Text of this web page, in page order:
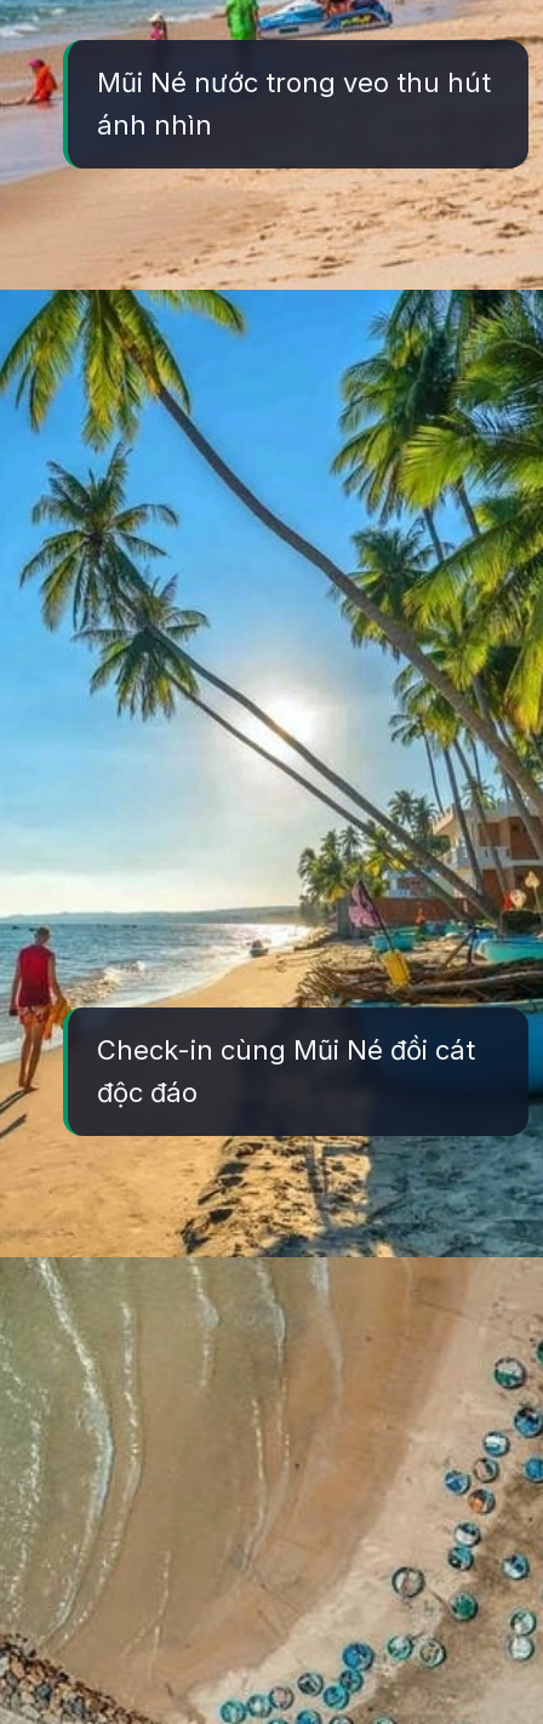
Mũi Né nước trong veo thu hút
ánh nhìn
Đang mở https://yeukhoahoc.edu.vn/bai-bien-mui-ne
Check-in cùng Mũi Né đồi cát
độc đáo
https://yeukhoahoc.edu.vn/bai-bien-mui-ne